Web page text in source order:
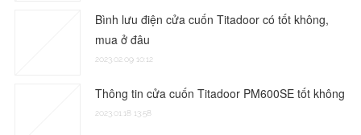
Bình lưu điện cửa cuốn Titadoor có tốt không,
mua ở đâu
2023.02.09 10:12
Thông tin cửa cuốn Titadoor PM600SE tốt không
2023.01.18 13:58